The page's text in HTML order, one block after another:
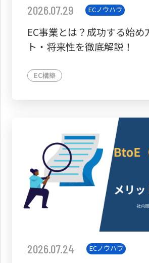
2026.07.29 ECノウハウ
EC事業とは？成功する始め
ト・将来性を徹底解説！
EC構築
2026.07.24 ECノウハウ